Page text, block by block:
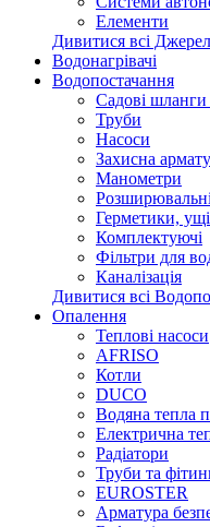
Елементи
Дивитися всі
Водонагрівачі
Водопостачання
Садові шланги
Труби
Насоси
Захисна
Манометри
Герметики,
Комплектуючі
Фільтри для
Каналізація
Дивитися всі
Опалення
Теплові насоси
AFRISO
Котли
DUCO
Водяна тепла
Електрична
Радіатори
Труби та
EUROSTER
Арматура